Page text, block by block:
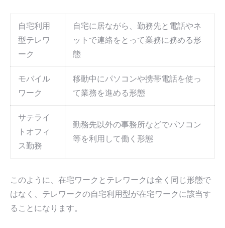
自宅利用
型テレワ
ーク
自宅に居ながら、勤務先と電話やネ
ットで連絡をとって業務に務める形
態
モバイル
ワーク
移動中にパソコンや携帯電話を使っ
て業務を進める形態
サテライ
トオフィ
ス勤務
勤務先以外の事務所などでパソコン
等を利用して働く形態
このように、在宅ワークとテレワークは全く同じ形態で
はなく、テレワークの自宅利用型が在宅ワークに該当す
ることになります。